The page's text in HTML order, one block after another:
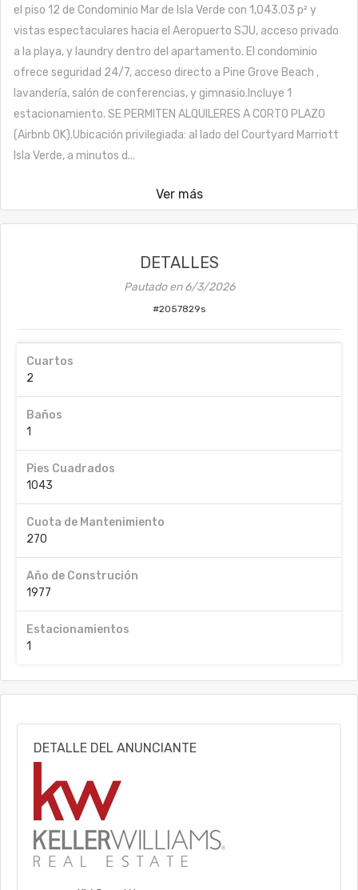
el piso 12 de Condominio Mar de Isla Verde con 1,043.03 p² y
vistas espectaculares hacia el Aeropuerto SJU, acceso privado
a la playa, y laundry dentro del apartamento. El condominio
ofrece seguridad 24/7, acceso directo a Pine Grove Beach ,
lavandería, salón de conferencias, y gimnasio.Incluye 1
estacionamiento. SE PERMITEN ALQUILERES A CORTO PLAZO
(Airbnb OK).Ubicación privilegiada: al lado del Courtyard Marriott
Isla Verde, a minutos d...
Ver más
DETALLES
Pautado en6/3/2026
#2057829s
Cuartos
2
Baños
1
Pies Cuadrados
1043
Cuota de Mantenimiento
270
Año de Construción
1977
Estacionamientos
1
DETALLE DEL ANUNCIANTE